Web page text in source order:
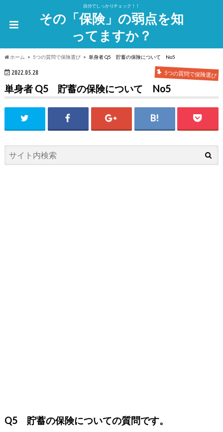
自分でしっかりチェック！！
その「保険」の弱点を知
ってますか？
ホーム 5つの質問で保険選び 単身者 Q5 貯蓄の保険について No5
2022.05.28 5つの質問で保険選び
単身者 Q5 貯蓄の保険について No5
Q5 貯蓄の保険についての質問です。